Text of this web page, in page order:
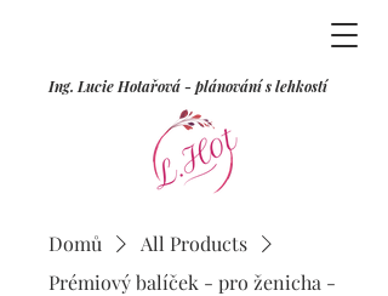
Ing. Lucie Hotařová - plánování s lehkostí
Domů
All Products
Prémiový balíček - pro ženicha -